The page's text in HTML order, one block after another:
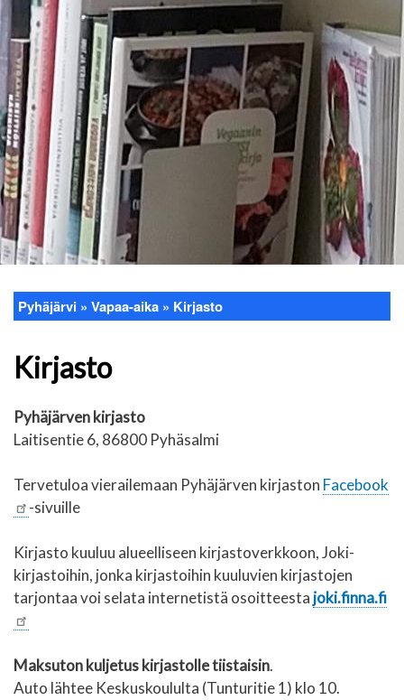
Murupolku
Pyhäjärvi Vapaa-aika Kirjasto
Kirjasto
Pyhäjärven kirjasto
Laitisentie 6, 86800 Pyhäsalmi
Tervetuloa vierailemaan Pyhäjärven kirjaston Facebook
-sivuille
Kirjasto kuuluu alueelliseen kirjastoverkkoon, Joki-
kirjastoihin, jonka kirjastoihin kuuluvien kirjastojen
tarjontaa voi selata internetistä osoitteesta joki.finna.fi
Maksuton kuljetus kirjastolle tiistaisin.
Auto lähtee Keskuskoululta (Tunturitie 1) klo 10.